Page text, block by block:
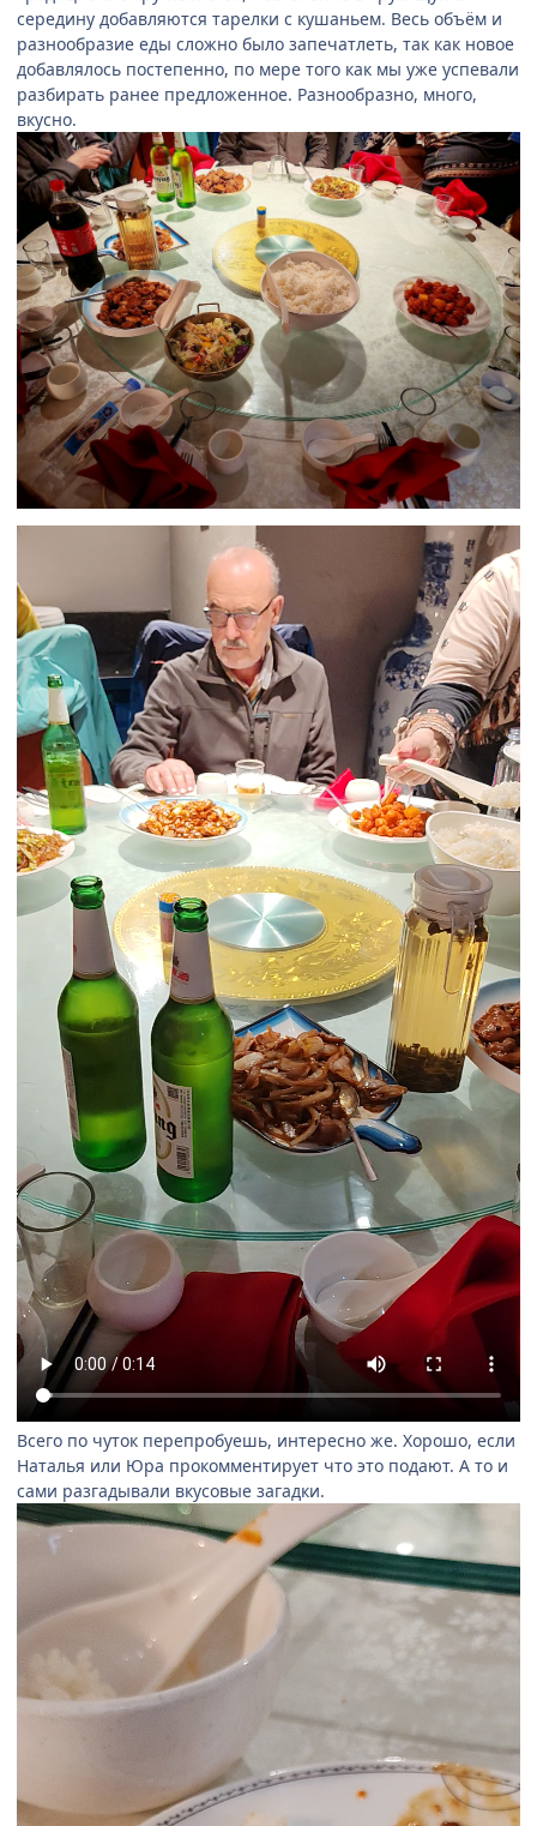
середину добавляются тарелки с кушаньем. Весь объём и
разнообразие еды сложно было запечатлеть, так как новое
добавлялось постепенно, по мере того как мы уже успевали
разбирать ранее предложенное. Разнообразно, много,
вкусно.
Всего по чуток перепробуешь, интересно же. Хорошо, если
Наталья или Юра прокомментирует что это подают. А то и
сами разгадывали вкусовые загадки.